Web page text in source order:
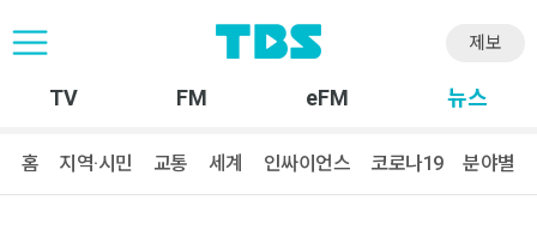
제보
TV FM eFM 뉴스
홈 지역·시민 교통 세계 인싸이언스 코로나19 분야별